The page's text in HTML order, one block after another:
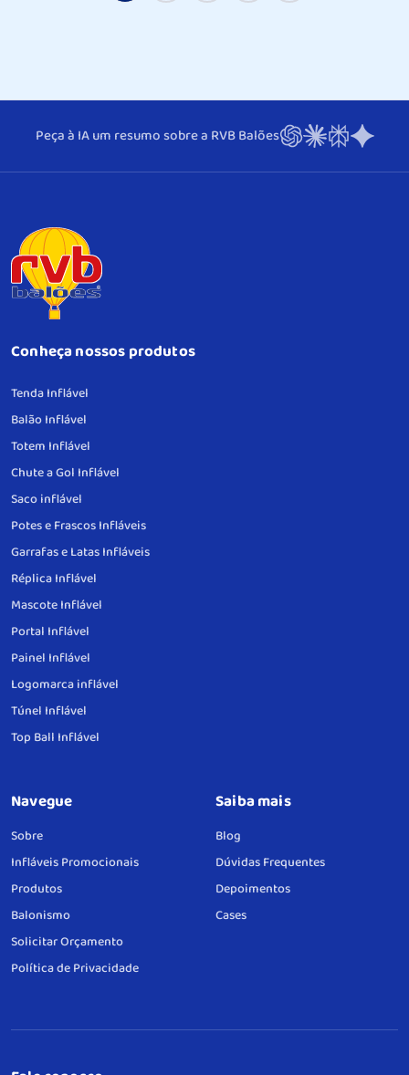
Peça à IA um resumo sobre a RVB Balões
Conheça nossos produtos
Tenda Inflável
Balão Inflável
Totem Inflável
Chute a Gol Inflável
Saco inflável
Potes e Frascos Infláveis
Garrafas e Latas Infláveis
Réplica Inflável
Mascote Inflável
Portal Inflável
Painel Inflável
Logomarca inflável
Túnel Inflável
Top Ball Inflável
Navegue
Sobre
Infláveis Promocionais
Produtos
Balonismo
Solicitar Orçamento
Política de Privacidade
Saiba mais
Blog
Dúvidas Frequentes
Depoimentos
Cases